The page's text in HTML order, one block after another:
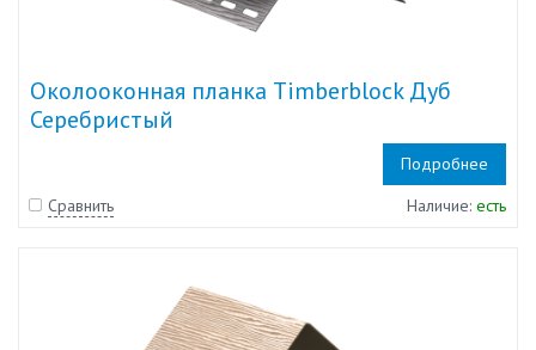
Околооконная планка Timberblock Дуб
Серебристый
Подробнее
Сравнить
Наличие: есть